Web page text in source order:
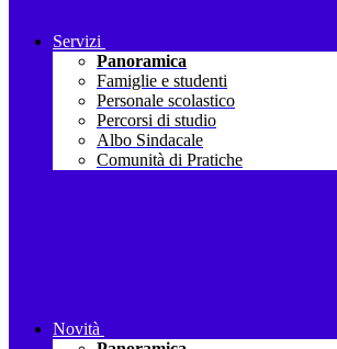
Servizi
Panoramica
Famiglie e studenti
Personale scolastico
Percorsi di studio
Albo Sindacale
Comunità di Pratiche
Novità